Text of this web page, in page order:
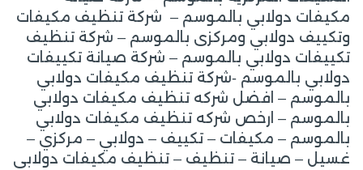
مكيفات دولابي بالموسم – شركة تنظيف مكيفات
وتكييف دولابي ومركزى بالموسم – شركة تنظيف
تكييفات دولابي بالموسم – شركة صيانة تكييفات
دولابي بالموسم -شركة تنظيف مكيفات دولابي
بالموسم – افضل شركه تنظيف مكيفات دولابي
بالموسم – ارخص شركه تنظيف مكيفات دولابي
بالموسم – مكيفات – تكييف – دولابي – مركزي –
غسيل – صيانة – تنظيف – تنظيف مكيفات دولابي